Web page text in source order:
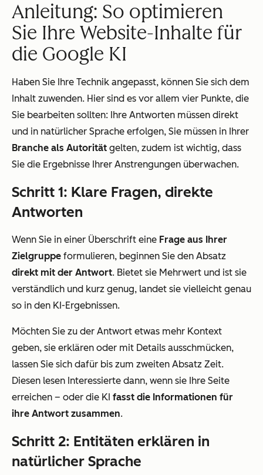
Anleitung: So optimieren
Sie Ihre Website-Inhalte für
die Google KI
Haben Sie Ihre Technik angepasst, können Sie sich dem
Inhalt zuwenden. Hier sind es vor allem vier Punkte, die
Sie bearbeiten sollten: Ihre Antworten müssen direkt
und in natürlicher Sprache erfolgen, Sie müssen in Ihrer
Branche als Autorität gelten, zudem ist wichtig, dass
Sie die Ergebnisse Ihrer Anstrengungen überwachen.
Schritt 1: Klare Fragen, direkte
Antworten
Wenn Sie in einer Überschrift eine Frage aus Ihrer
Zielgruppe formulieren, beginnen Sie den Absatz
direkt mit der Antwort. Bietet sie Mehrwert und ist sie
verständlich und kurz genug, landet sie vielleicht genau
so in den KI-Ergebnissen.
Möchten Sie zu der Antwort etwas mehr Kontext
geben, sie erklären oder mit Details ausschmücken,
lassen Sie sich dafür bis zum zweiten Absatz Zeit.
Diesen lesen Interessierte dann, wenn sie Ihre Seite
erreichen – oder die KI fasst die Informationen für
ihre Antwort zusammen.
Schritt 2: Entitäten erklären in
natürlicher Sprache